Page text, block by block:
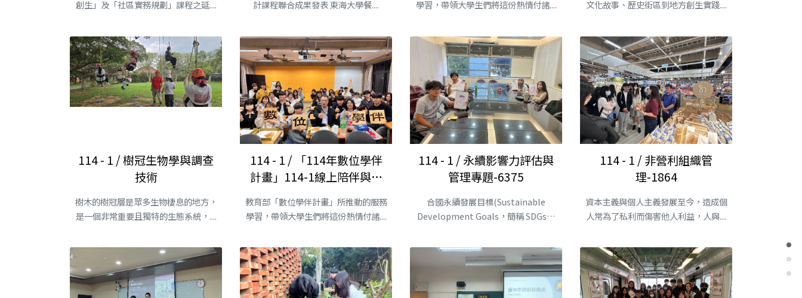
創生」及「社區實務規劃」課程之延....
計課程聯合成果發表 東海大學餐....
學習，帶領大學生們將這份熱情付諸....
文化故事、歷史街區到地方創生實踐....
114 - 1 / 樹冠生物學與調查
技術
樹木的樹冠層是眾多生物棲息的地方，
是一個非常重要且獨特的生態系統，....
114 - 1 / 「114年數位學伴
計畫」114-1線上陪伴與學
教育部「數位學伴計畫」所推動的服務
學習，帶領大學生們將這份熱情付諸....
114 - 1 / 永續影響力評估與
管理專題-6375
合國永續發展目標(Sustainable
Development Goals，簡稱 SDGs）
114 - 1 / 非營利組織管
理-1864
資本主義與個人主義發展至今，造成個
人常為了私利而傷害他人利益，人與....